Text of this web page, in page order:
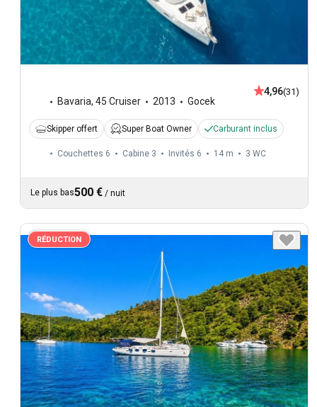
Bavaria, 45 Cruiser 2013 Gocek
4,96(31)
Skipper offert Super Boat Owner Carburant inclus
Couchettes 6 Cabine 3 Invités 6 14 m 3 WC
Le plus bas500 € / nuit
RÉDUCTION